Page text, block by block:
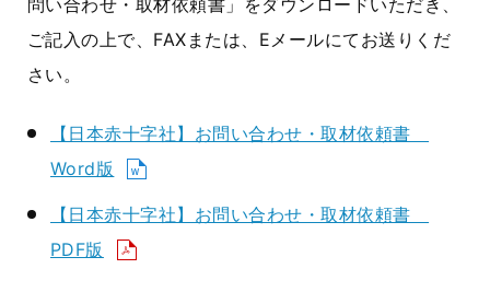
問い合わせ・取材依頼書」をダウンロードいただき、
ご記入の上で、FAXまたは、Eメールにてお送りくだ
さい。
【日本赤十字社】お問い合わせ・取材依頼書
Word版
【日本赤十字社】お問い合わせ・取材依頼書
PDF版